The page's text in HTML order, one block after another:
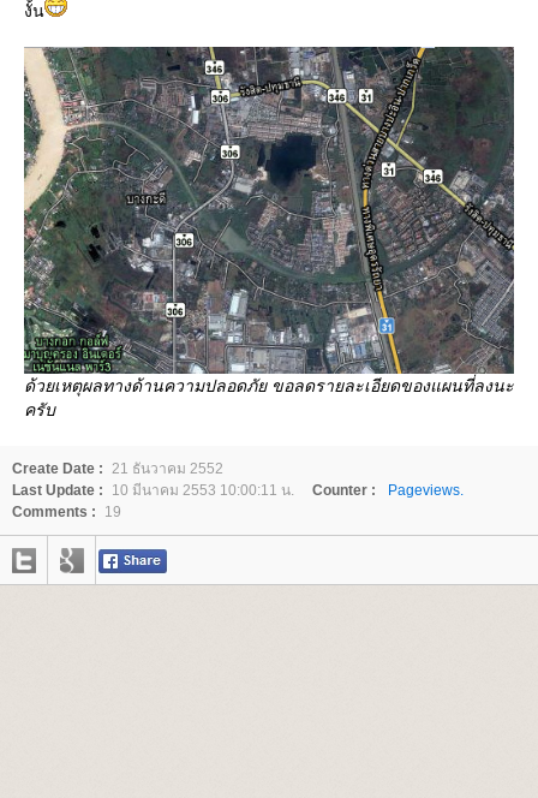
งั้น
ด้วยเหตุผลทางด้านความปลอดภัย ขอลดรายละเอียดของแผนที่ลงนะ
ครับ
Create Date :
21 ธันวาคม 2552
Last Update :
10 มีนาคม 2553 10:00:11 น. Counter :
Pageviews.
Comments :
19